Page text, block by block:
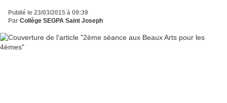
Publié le 23/03/2015 à 09:39
Par Collège SEGPA Saint Joseph